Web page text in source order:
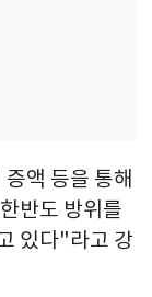
액 등을 통해
반도 방위를
있다"라고 강